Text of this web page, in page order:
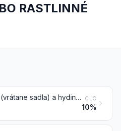
RASTLINNÉ
Prasací tuk (vrátane sadla) a hydinový tuk, iný ako tuk položky 0209 alebo 1503 CLO
10%